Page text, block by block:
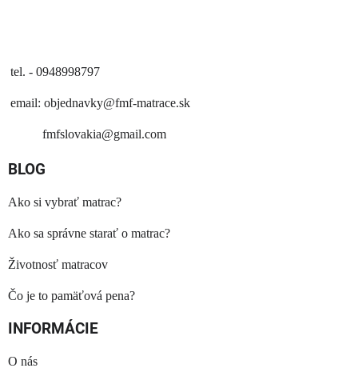
tel. - 0948998797
email: objednavky@fmf-matrace.sk
fmfslovakia@gmail.com
BLOG
Ako si vybrať matrac?
Ako sa správne starať o matrac?
Životnosť matracov
Čo je to pamäťová pena?
INFORMÁCIE
O nás